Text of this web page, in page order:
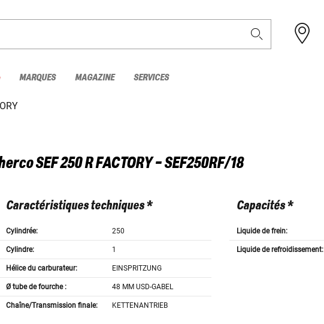
MARQUES MAGAZINE SERVICES
SEF 250 R FACTORY - SEF250RF/18
Caractéristiques techniques *
Cylindrée: 250
Cylindre: 1
Hélice du carburateur: EINSPRITZUNG
Ø tube de fourche : 48 MM USD-GABEL
Chaîne/Transmission finale: KETTENANTRIEB
Capacités *
Liquide de frein:
Liquide de refroidissement: